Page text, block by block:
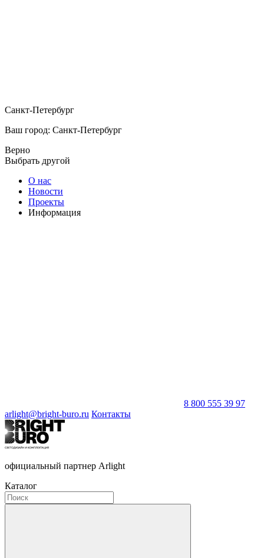
Санкт-Петербург
Ваш город: Санкт-Петербург
Верно
Выбрать другой
О нас
Новости
Проекты
Информация
8 800 555 39 97
arlight@bright-buro.ru Контакты
официальный партнер Arlight
Каталог